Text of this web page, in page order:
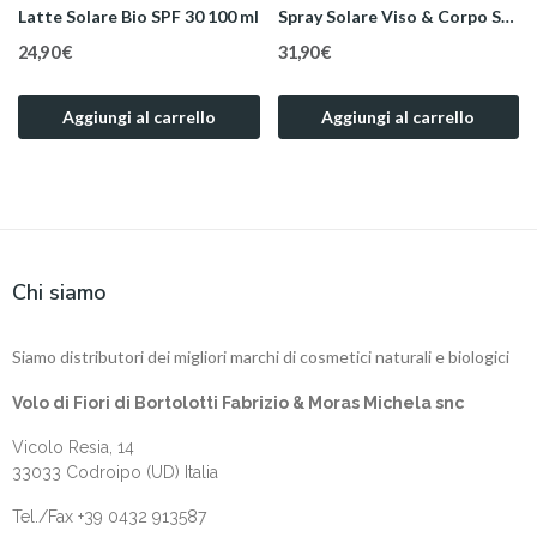
Latte Solare Bio SPF 30 100 ml
24,90 €
Aggiungi al carrello
Spray Solare Viso & Corpo SPF 50+ Family Size...
31,90 €
Aggiungi al carrello
Chi siamo
Siamo distributori dei migliori marchi di cosmetici naturali e biologici
Volo di Fiori di Bortolotti Fabrizio & Moras Michela snc
Vicolo Resia, 14
33033 Codroipo (UD) Italia
Tel./Fax +39 0432 913587